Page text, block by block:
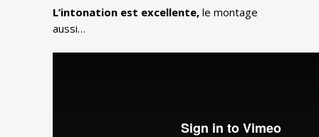
L’intonation est excellente, le montage
aussi…